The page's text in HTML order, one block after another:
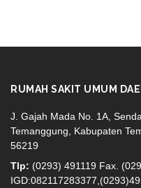
RUMAH SAKIT UMUM
J. Gajah Mada No. 1A,
Temanggung, Kabupaten
56219
Tlp: (0293) 491119 Fax.